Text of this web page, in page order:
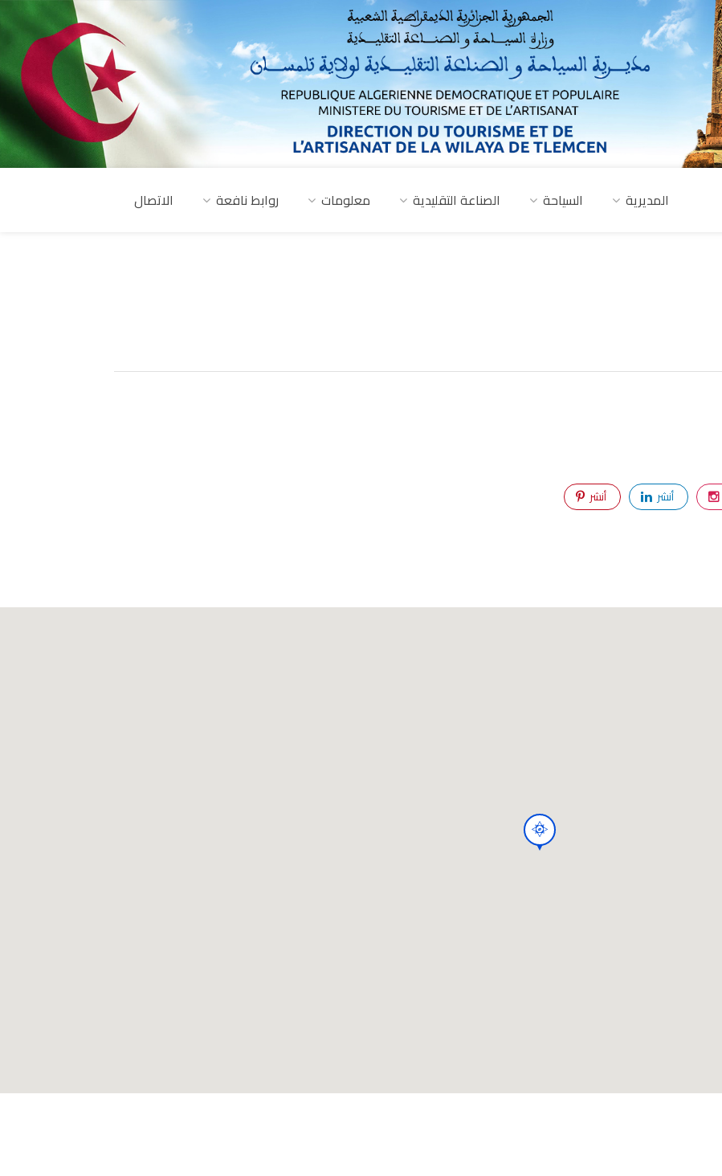
المديرية السياحة الصناعة التقليدية معلومات روابط نافعة الاتصال
أنشر أنشر